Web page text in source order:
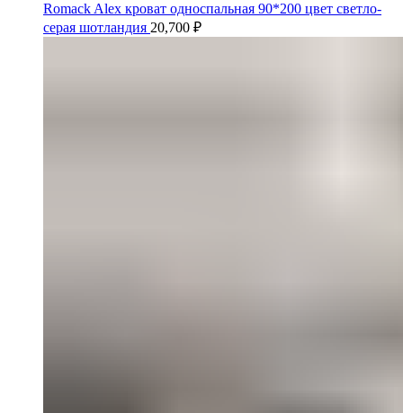
Romack Alex кроват односпальная 90*200 цвет светло-
серая шотландия 20,700 ₽